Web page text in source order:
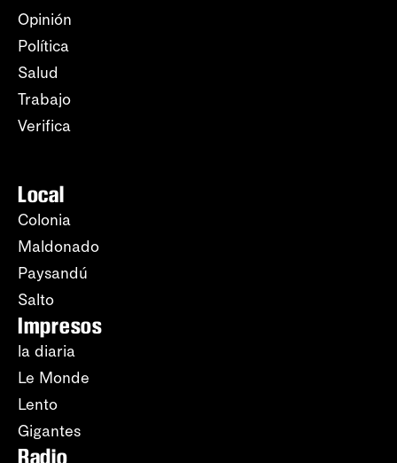
Opinión
Política
Salud
Trabajo
Verifica
Local
Colonia
Maldonado
Paysandú
Salto
Impresos
la diaria
Le Monde
Lento
Gigantes
Radio